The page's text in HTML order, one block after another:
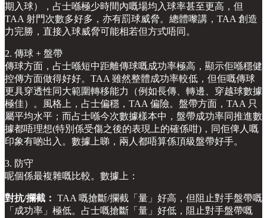
期入球），占士喺極少時間內嘅場均入球率甚至更高，但
TAA 射門次數多好多，亦有罰球威脅。總體嚟講，TAA 創造
力完勝，直接入球威脅可能相若但方式唔同。
2. 傳球 + 盤帶
傳球方面，占士喺短中距離傳球嘅成功率極高，顯示佢喺穩健
控傳方面做得好好。TAA 雖然整體成功率較低，但佢嘅傳球
更具穿透性同大範圍轉移能力（例如長傳、轉邊、穿越球數據
極佳）。風格上，占士偏穩，TAA 偏險。盤帶方面，TAA 只
屬平均水平；而占士喺今次數據樣本中，盤帶成功率同推進數
據都唔理想(特別係受傷之後的表現上的確係咁)，同佢俾人嘅
印象有啲出入。數據上睇，兩人都唔算係頂級盤帶好手。
3. 防守
呢個係最複雜嘅比較。數據上：
對抗/攔截： TAA 嘅搶斷/攔截「量」好高，但阻止對手盤帶嘅
「成功率」極低。占士嘅搶斷「量」好低，阻止對手盤帶嘅